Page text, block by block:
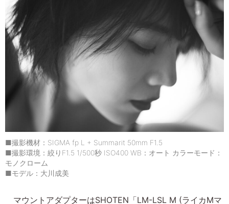
■撮影機材：SIGMA fp L + Summarit 50mm F1.5
■撮影環境：絞りF1.5 1/500秒 ISO400 WB：オート カラーモード：
モノクローム
■モデル：大川成美
マウントアダプターはSHOTEN「LM-LSL M (ライカMマ